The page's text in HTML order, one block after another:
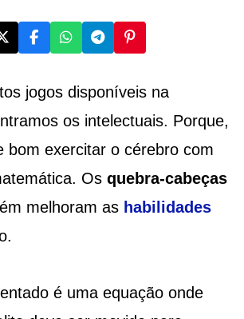
jogos disponíveis na
os intelectuais. Porque,
bom exercitar o cérebro com
Os quebra-cabeças
melhoram as habilidades
é uma equação onde